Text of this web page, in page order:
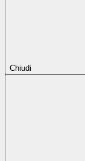
Chiudi